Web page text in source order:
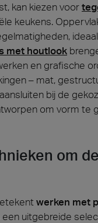
kan kiezen voor
keukens.
met houtlook
en grafische
– mat,
bij de
om vorm te
om
werken met
uitgebreide